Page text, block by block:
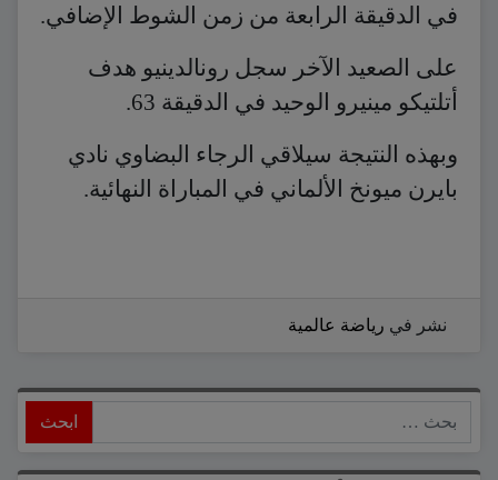
في الدقيقة الرابعة من زمن الشوط الإضافي.
على الصعيد الآخر سجل رونالدينيو هدف
أتلتيكو مينيرو الوحيد في الدقيقة 63.
وبهذه النتيجة سيلاقي الرجاء البضاوي نادي
بايرن ميونخ الألماني في المباراة النهائية.
نشر في رياضة عالمية